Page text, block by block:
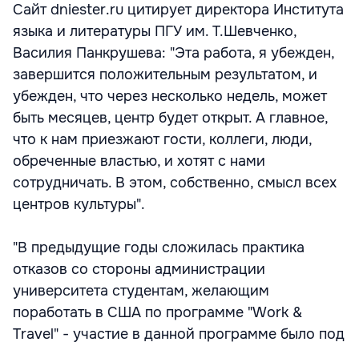
Сайт dniester.ru цитирует директора Института
языка и литературы ПГУ им. Т.Шевченко,
Василия Панкрушева: "Эта работа, я убежден,
завершится положительным результатом, и
убежден, что через несколько недель, может
быть месяцев, центр будет открыт. А главное,
что к нам приезжают гости, коллеги, люди,
обреченные властью, и хотят с нами
сотрудничать. В этом, собственно, смысл всех
центров культуры".
"В предыдущие годы сложилась практика
отказов со стороны администрации
университета студентам, желающим
поработать в США по программе "Work &
Travel" - участие в данной программе было под